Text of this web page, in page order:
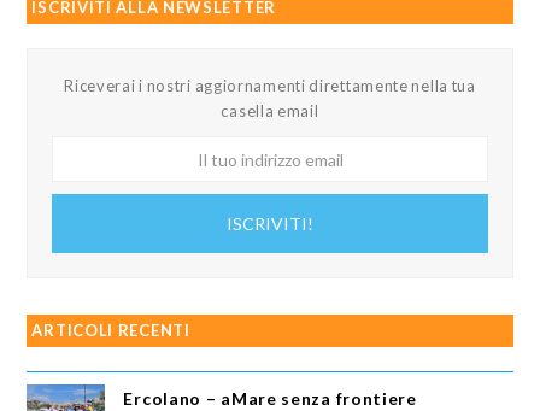
ISCRIVITI ALLA NEWSLETTER
Riceverai i nostri aggiornamenti direttamente nella tua
casella email
ISCRIVITI!
ARTICOLI RECENTI
Ercolano – aMare senza frontiere